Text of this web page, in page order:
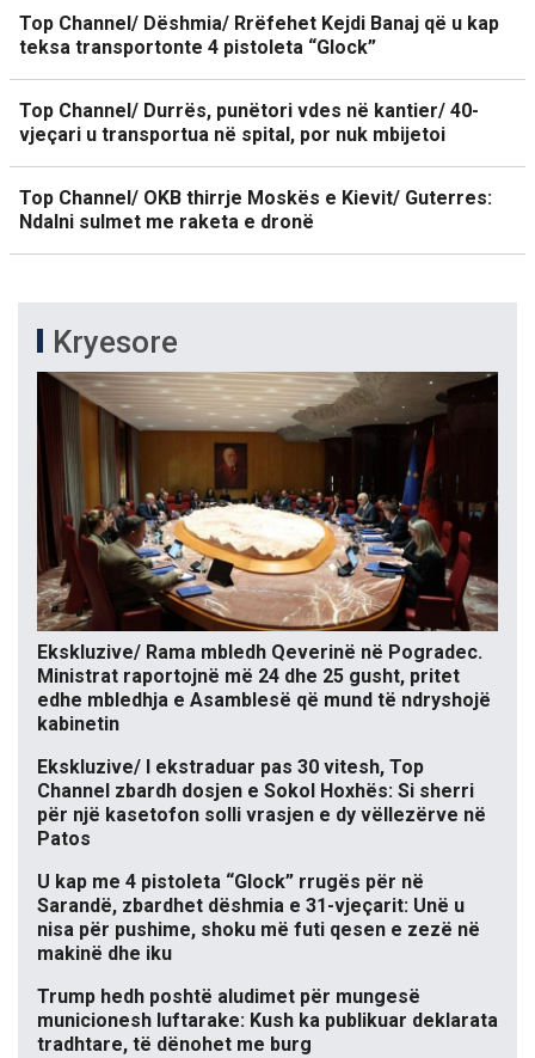
Top Channel/ Dëshmia/ Rrëfehet Kejdi Banaj që u kap
teksa transportonte 4 pistoleta “Glock”
Top Channel/ Durrës, punëtori vdes në kantier/ 40-
vjeçari u transportua në spital, por nuk mbijetoi
Top Channel/ OKB thirrje Moskës e Kievit/ Guterres:
Ndalni sulmet me raketa e dronë
Kryesore
Ekskluzive/ Rama mbledh Qeverinë në Pogradec.
Ministrat raportojnë më 24 dhe 25 gusht, pritet
edhe mbledhja e Asamblesë që mund të ndryshojë
kabinetin
Ekskluzive/ I ekstraduar pas 30 vitesh, Top
Channel zbardh dosjen e Sokol Hoxhës: Si sherri
për një kasetofon solli vrasjen e dy vëllezërve në
Patos
U kap me 4 pistoleta “Glock” rrugës për në
Sarandë, zbardhet dëshmia e 31-vjeçarit: Unë u
nisa për pushime, shoku më futi qesen e zezë në
makinë dhe iku
Trump hedh poshtë aludimet për mungesë
municionesh luftarake: Kush ka publikuar deklarata
tradhtare, të dënohet me burg